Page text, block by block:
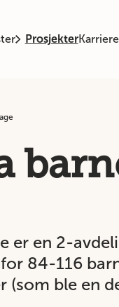
ProsjekterKarriere
er en 2-
84-116
(som ble en